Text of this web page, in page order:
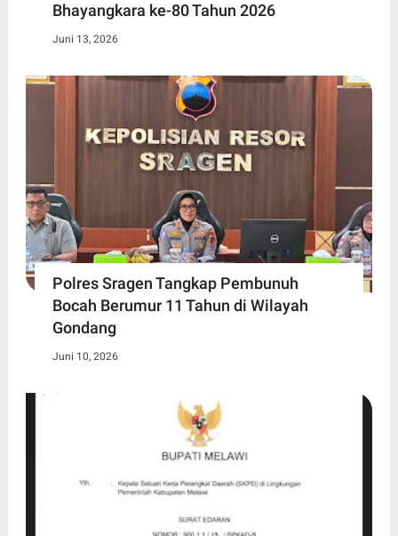
Bhayangkara ke-80 Tahun 2026
Juni 13, 2026
Polres Sragen Tangkap Pembunuh
Bocah Berumur 11 Tahun di Wilayah
Gondang
Juni 10, 2026